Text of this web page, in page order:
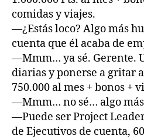
comidas y viajes.
—¿Estás loco? Algo más
cuenta que él acaba de
—Mmm… ya sé. Gerente.
diarias y ponerse a gritar
750.000 al mes + bonos +
—Mmm… no sé… algo más
—Puede ser Project
de Ejecutivos de cuenta,